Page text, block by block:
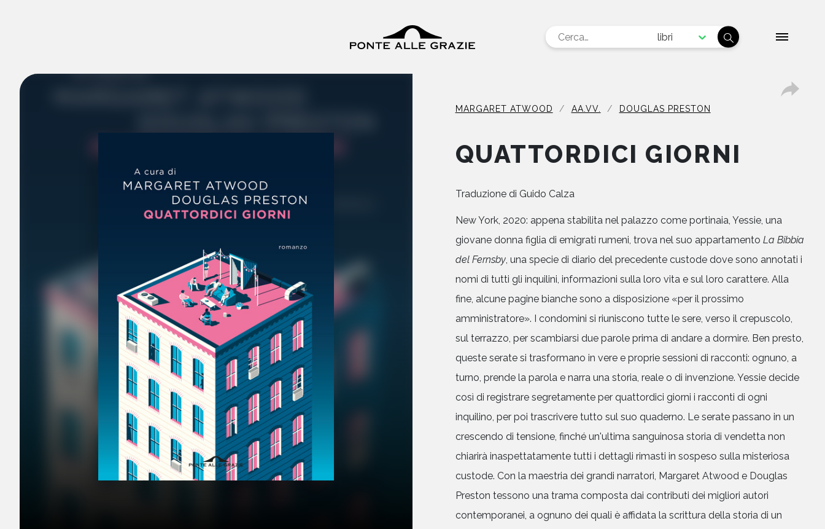
libri
MARGARET ATWOOD AA.VV. DOUGLAS PRESTON
QUATTORDICI GIORNI
Traduzione di Guido Calza
New York, 2020: appena stabilita nel palazzo come portinaia, Yessie, una
giovane donna figlia di emigrati rumeni, trova nel suo appartamento La Bibbia
del Fernsby, una specie di diario del precedente custode dove sono annotati i
nomi di tutti gli inquilini, informazioni sulla loro vita e sul loro carattere. Alla
fine, alcune pagine bianche sono a disposizione «per il prossimo
amministratore». I condomini si riuniscono tutte le sere, verso il crepuscolo,
sul terrazzo, per scambiarsi due parole prima di andare a dormire. Ben presto,
queste serate si trasformano in vere e proprie sessioni di racconti: ognuno, a
turno, prende la parola e narra una storia, reale o di invenzione. Yessie decide
così di registrare segretamente per quattordici giorni i racconti di ogni
inquilino, per poi trascrivere tutto sul suo quaderno. Le serate passano in un
crescendo di tensione, finché un'ultima sanguinosa storia di vendetta non
chiarirà inaspettatamente tutti i dettagli rimasti in sospeso sulla misteriosa
custode. Con la maestria dei grandi narratori, Margaret Atwood e Douglas
Preston tessono una trama composta dai contributi dei migliori autori
contemporanei, a ognuno dei quali è affidata la scrittura della storia di un